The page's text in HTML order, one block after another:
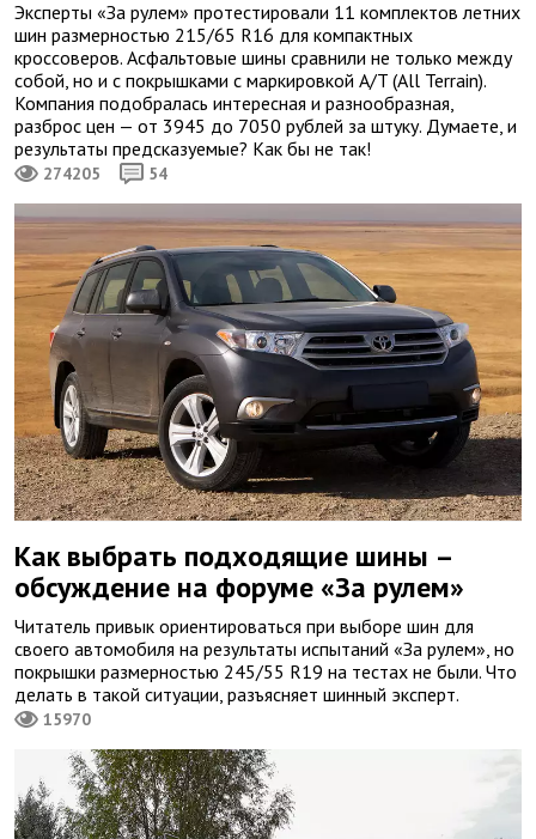
Эксперты «За рулем» протестировали 11 комплектов летних
шин размерностью 215/65 R16 для компактных
кроссоверов. Асфальтовые шины сравнили не только между
собой, но и с покрышками с маркировкой A/T (All Terrain).
Компания подобралась интересная и разнообразная,
разброс цен — от 3945 до 7050 рублей за штуку. Думаете, и
результаты предсказуемые? Как бы не так!
274205 54
Как выбрать подходящие шины –
обсуждение на форуме «За рулем»
Читатель привык ориентироваться при выборе шин для
своего автомобиля на результаты испытаний «За рулем», но
покрышки размерностью 245/55 R19 на тестах не были. Что
делать в такой ситуации, разъясняет шинный эксперт.
15970